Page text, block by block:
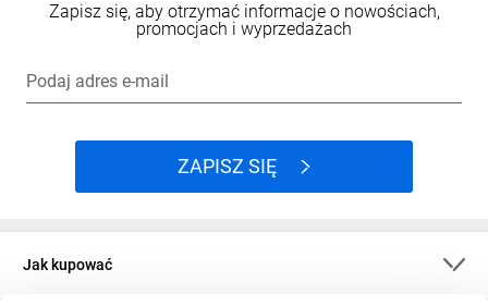
Zapisz się, aby otrzymać informacje o nowościach,
promocjach i wyprzedażach
Podaj adres e-mail
ZAPISZ SIĘ
Jak kupować